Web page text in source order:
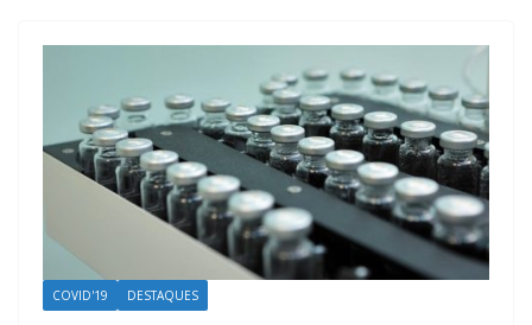
COVID'19 DESTAQUES